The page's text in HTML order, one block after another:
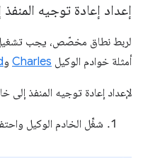
إعداد إعادة توجيه
لربط نطاق مخصّص، يجب تشغيل
أمثلة خوادم الوكيل Charles و
لإعداد إعادة توجيه المنفذ إلى
شغِّل الخادم الوكيل